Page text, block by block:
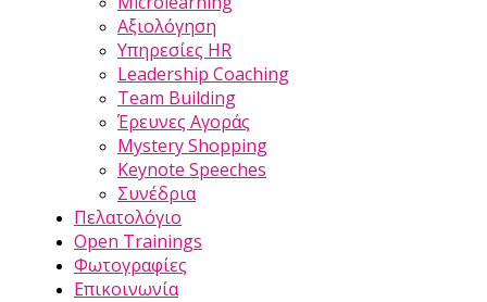
Αξιολόγηση
Υπηρεσίες HR
Leadership Coaching
Team Building
Έρευνες Αγοράς
Mystery Shopping
Keynote Speeches
Συνέδρια
Πελατολόγιο
Open Trainings
Φωτογραφίες
Επικοινωνία